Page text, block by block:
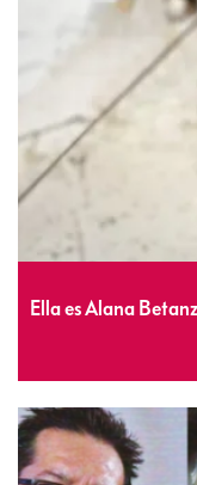
Ella es Alana